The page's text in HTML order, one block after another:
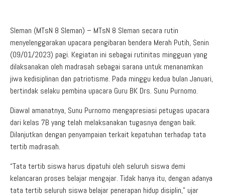
Sleman (MTsN 8 Sleman) – MTsN 8 Sleman secara rutin
menyelenggarakan upacara pengibaran bendera Merah Putih, Senin
(09/01/2023) pagi. Kegiatan ini sebagai rutinitas mingguan yang
dilaksanakan oleh madrasah sebagai sarana untuk menanamkan
jiwa kedisiplinan dan patriotisme. Pada minggu kedua bulan Januari,
bertindak selaku pembina upacara Guru BK Drs. Sunu Purnomo.
Diawal amanatnya, Sunu Purnomo mengapresiasi petugas upacara
dari kelas 7B yang telah melaksanakan tugasnya dengan baik.
Dilanjutkan dengan penyampaian terkait kepatuhan terhadap tata
tertib madrasah.
“Tata tertib siswa harus dipatuhi oleh seluruh siswa demi
kelancaran proses belajar mengajar. Tidak hanya itu, dengan adanya
tata tertib seluruh siswa belajar penerapan hidup disiplin,” ujar